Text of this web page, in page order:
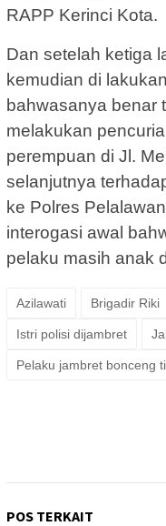
RAPP Kerinci Kota.
Dan setelah ketiga
kemudian di
bahwasanya benar
melakukan
perempuan di Jl.
selanjutnya
ke Polres
interogasi awal
pelaku masih anak
Azilawati Brigadir Riki
Istri polisi dijambret
Pelaku jambret bonceng
POS TERKAIT